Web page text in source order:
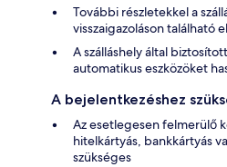
További részletekkel a
visszaigazoláson található
A szálláshely által
automatikus eszközöket
A bejelentkezéshez
Az esetlegesen felmerülő
hitelkártyás, bankkártyás
szükséges